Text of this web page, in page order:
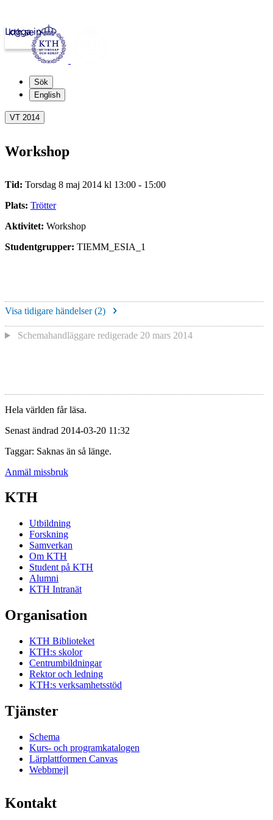
kth.se
Logga in
Sök
English
VT 2014
Workshop
Tid: Torsdag 8 maj 2014 kl 13:00 - 15:00
Plats: Trötter
Aktivitet: Workshop
Studentgrupper: TIEMM_ESIA_1
Visa tidigare händelser (2)
Schemahandläggare redigerade 20 mars 2014
Hela världen får läsa.
Senast ändrad 2014-03-20 11:32
Taggar: Saknas än så länge.
Anmäl missbruk
KTH
Utbildning
Forskning
Samverkan
Om KTH
Student på KTH
Alumni
KTH Intranät
Organisation
KTH Biblioteket
KTH:s skolor
Centrumbildningar
Rektor och ledning
KTH:s verksamhetsstöd
Tjänster
Schema
Kurs- och programkatalogen
Lärplattformen Canvas
Webbmejl
Kontakt